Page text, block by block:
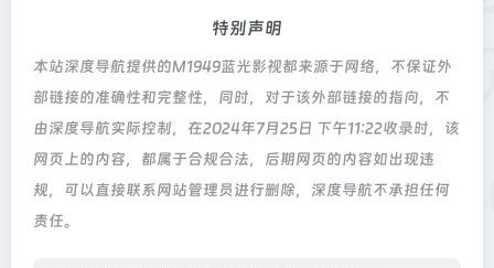
特别声明
本站深度导航提供的M1949蓝光影视都来源于网络，不保证外
部链接的准确性和完整性，同时，对于该外部链接的指向，不
由深度导航实际控制，在2024年7月25日 下午11:22收录时，该
网页上的内容，都属于合规合法，后期网页的内容如出现违
规，可以直接联系网站管理员进行删除，深度导航不承担任何
责任。